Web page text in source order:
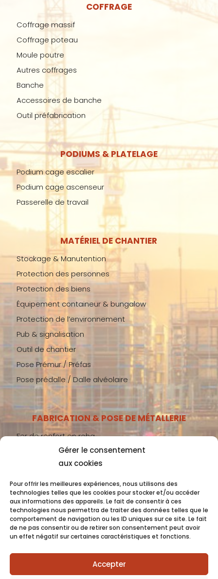
Gérer le consentement
aux cookies
Pour offrir les meilleures expériences, nous utilisons des
technologies telles que les cookies pour stocker et/ou accéder
aux informations des appareils. Le fait de consentir à ces
technologies nous permettra de traiter des données telles que le
comportement de navigation ou les ID uniques sur ce site. Le fait
de ne pas consentir ou de retirer son consentement peut avoir
un effet négatif sur certaines caractéristiques et fonctions.
Accepter
COFFRAGE
Coffrage massif
Coffrage poteau
Moule poutre
Autres coffrages
Banche
Accessoires de banche
Outil préfabrication
PODIUMS & PLATELAGE
Podium cage escalier
Podium cage ascenseur
Passerelle de travail
MATÉRIEL DE CHANTIER
Stockage & Manutention
Protection des personnes
Protection des biens
Équipement containeur & bungalow
Protection de l’environnement
Pub & signalisation
Outil de chantier
Pose Prémur / Préfas
Pose prédalle / Dalle alvéolaire
FABRICATION & POSE DE MÉTALLERIE
Fer de renfort en reha
Métallerie gros-œuvre
Métallerie second-œuvre
Métallerie industrie
Coquet 2022 -Mentions Légales- Conception
OC COM’UNIQUE